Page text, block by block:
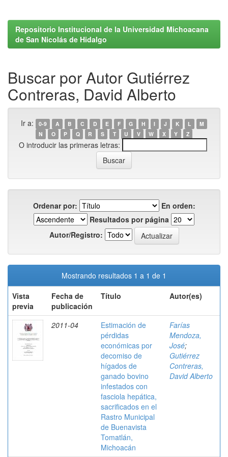
Repositorio Institucional de la Universidad Michoacana
de San Nicolás de Hidalgo
Buscar por Autor Gutiérrez
Contreras, David Alberto
Ir a: 0-9 A B C D E F G H I J K L
M
N
O P Q R S T U V W X Y Z
O introducir las primeras letras:
Ordenar por:
En orden:
Resultados por página
Autor/Registro:
Mostrando resultados 1 a 1 de 1
Vista
previa
Fecha de
publicación
Título Autor(es)
2011-04
Estimación de
pérdidas
económicas por
decomiso de
hígados de
ganado bovino
infestados con
fasciola hepática,
sacrificados en el
Rastro Municipal
de Buenavista
Tomatlán,
Michoacán
Farías
Mendoza,
José;
Gutiérrez
Contreras,
David Alberto